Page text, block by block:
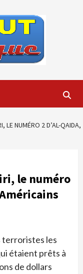
LE NUMÉRO 2 D’AL-QAIDA,
le numéro
terroristes les
étaient prêts à
de dollars